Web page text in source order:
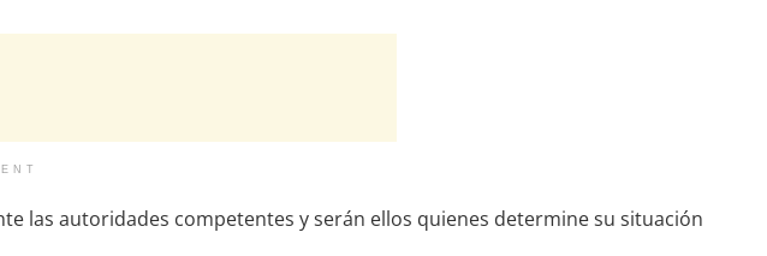
las autoridades competentes y serán ellos quienes determine su situación